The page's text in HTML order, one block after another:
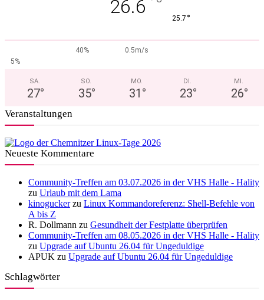
26.6
25.7 °
40%
0.5m/s
5%
SA.
27°
SO.
35°
MO.
31 °
DI.
23°
MI.
26°
Veranstaltungen
Neueste Kommentare
Community-Treffen am 03.07.2026 in der VHS Halle - Hality
zu Urlaub mit dem Lama
kinoguckerzu Linux Kommandoreferenz: Shell-Befehle von
A bis Z
R. Dollmann zu Gesundheit der Festplatte überprüfen
Community-Treffen am 08.05.2026 in der VHS Halle - Hality
zu Upgrade auf Ubuntu 26.04 für Ungeduldige
APUK zu Upgrade auf Ubuntu 26.04 für Ungeduldige
Schlagwörter